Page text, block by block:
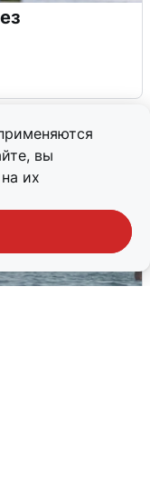
вы
на их